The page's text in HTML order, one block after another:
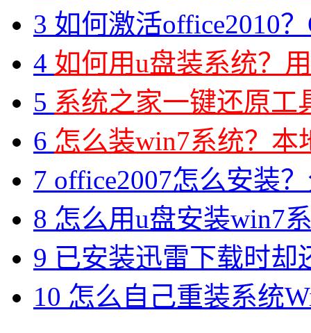
3 如何激活office2010
4 如何用u盘装系统？
5 系统之家一键还原工
6 怎么装win7系统？本
7 office2007怎么安装
8 怎么用u盘安装win7
9 已安装迅雷下载时却
10 怎么自己重装系统